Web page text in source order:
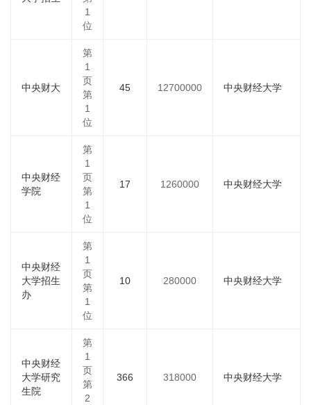
1
位
中央财大
第
1
页
第
1
位
45 12700000 中央财经大学
中央财经
学院
第
1
页
第
1
位
17 1260000 中央财经大学
中央财经
大学招生
办
第
1
页
第
1
位
10 280000 中央财经大学
中央财经
大学研究
生院
第
1
页
第
2
366 318000 中央财经大学